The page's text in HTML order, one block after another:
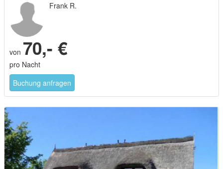
Frank R.
von 70,- €
pro Nacht
Buchung anfragen